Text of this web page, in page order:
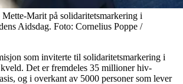
Mette-Marit på solidaritetsmarkering i
Aidsdag. Foto: Cornelius Poppe /
som inviterte til solidaritetsmarkering i
Det er fremdeles 35 millioner hiv-
og i overkant av 5000 personer som lever